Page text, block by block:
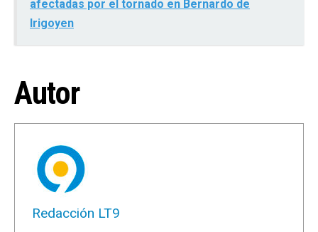
afectadas por el tornado en Bernardo de
Irigoyen
Autor
Redacción LT9